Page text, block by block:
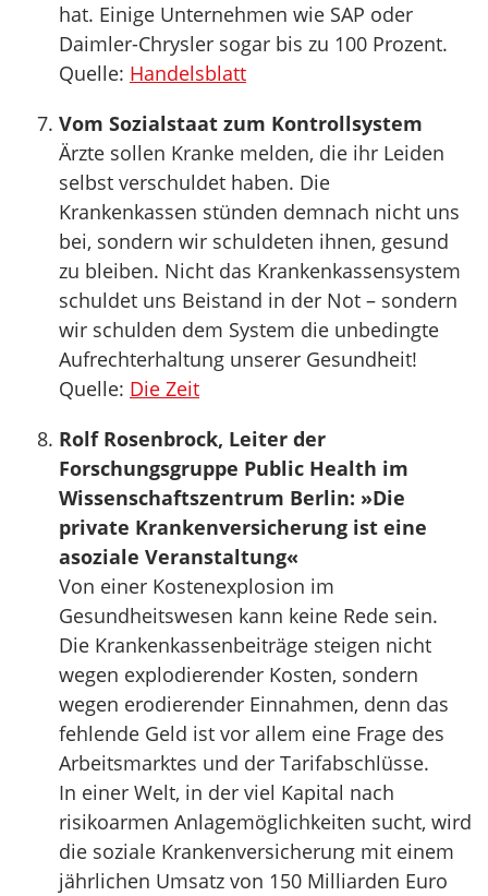
hat. Einige Unternehmen wie SAP oder
Daimler-Chrysler sogar bis zu 100 Prozent.
Quelle: Handelsblatt
Vom Sozialstaat zum Kontrollsystem
Ärzte sollen Kranke melden, die ihr Leiden
selbst verschuldet haben. Die
Krankenkassen stünden demnach nicht uns
bei, sondern wir schuldeten ihnen, gesund
zu bleiben. Nicht das Krankenkassensystem
schuldet uns Beistand in der Not – sondern
wir schulden dem System die unbedingte
Aufrechterhaltung unserer Gesundheit!
Quelle: Die Zeit
Rolf Rosenbrock, Leiter der
Forschungsgruppe Public Health im
Wissenschaftszentrum Berlin: »Die
private Krankenversicherung ist eine
asoziale Veranstaltung«
Von einer Kostenexplosion im
Gesundheitswesen kann keine Rede sein.
Die Krankenkassenbeiträge steigen nicht
wegen explodierender Kosten, sondern
wegen erodierender Einnahmen, denn das
fehlende Geld ist vor allem eine Frage des
Arbeitsmarktes und der Tarifabschlüsse.
In einer Welt, in der viel Kapital nach
risikoarmen Anlagemöglichkeiten sucht, wird
die soziale Krankenversicherung mit einem
jährlichen Umsatz von 150 Milliarden Euro